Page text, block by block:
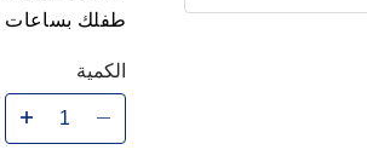
طفلك بساعات
الكمية